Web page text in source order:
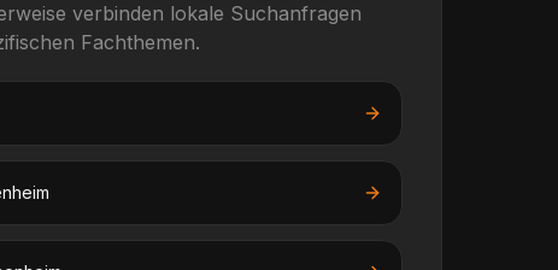
verbinden lokale Suchanfragen
Fachthemen.